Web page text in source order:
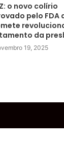
o novo colírio
pelo FDA
da
19, 2025